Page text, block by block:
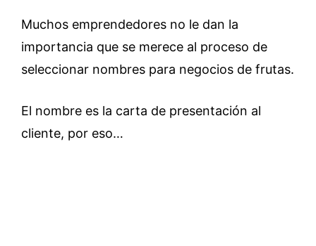
Muchos emprendedores no le dan la
importancia que se merece al proceso de
seleccionar nombres para negocios de frutas.
El nombre es la carta de presentación al
cliente, por eso…